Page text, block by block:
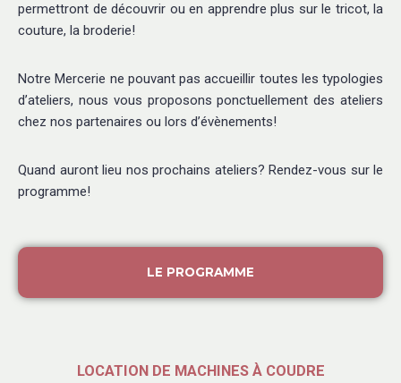
permettront de découvrir ou en apprendre plus sur le tricot, la
couture, la broderie!
Notre Mercerie ne pouvant pas accueillir toutes les typologies
d’ateliers, nous vous proposons ponctuellement des ateliers
chez nos partenaires ou lors d’évènements!
Quand auront lieu nos prochains ateliers? Rendez-vous sur le
programme!
LE PROGRAMME
LOCATION DE MACHINES À COUDRE